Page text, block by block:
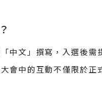
中文」撰寫，入選後
會中的互動不僅限於